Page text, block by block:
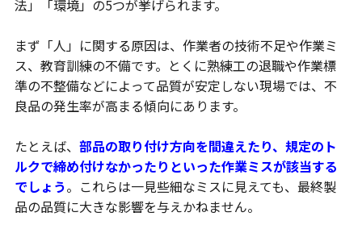
法」「環境」の5つが挙げられます。
まず「人」に関する原因は、作業者の技術不足や作業ミ
ス、教育訓練の不備です。とくに熟練工の退職や作業標
準の不整備などによって品質が安定しない現場では、不
良品の発生率が高まる傾向にあります。
たとえば、 部品の取り付け方向を間違えたり、規定のト
ルクで締め付けなかったりといった作業ミスが該当する
でしょう。これらは一見些細なミスに見えても、最終製
品の品質に大きな影響を与えかねません。